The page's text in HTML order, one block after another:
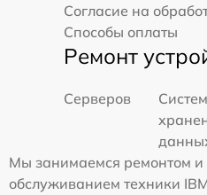
Согласие на
Способы оплаты
Ремонт
Серверов
Систем
Мы занимаемся ремонтом и
обслуживанием техники